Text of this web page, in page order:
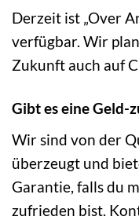
Derzeit ist „Over
verfügbar. Wir
Zukunft auch auf
Gibt es eine Geld-
Wir sind von der
überzeugt und
Garantie, falls du
zufrieden bist.